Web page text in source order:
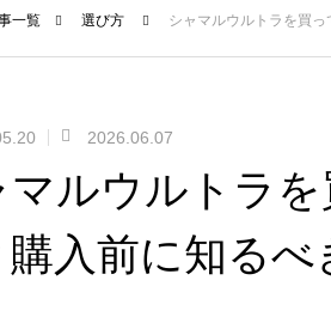
一覧 選び方 シャマルウルトラを買
2026.06.07
マルウルトラ
購入前に知るべ